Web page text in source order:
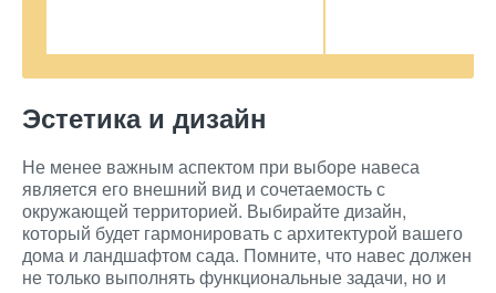
Эстетика и дизайн
Не менее важным аспектом при выборе навеса
является его внешний вид и сочетаемость с
окружающей территорией. Выбирайте дизайн,
который будет гармонировать с архитектурой вашего
дома и ландшафтом сада. Помните, что навес должен
не только выполнять функциональные задачи, но и